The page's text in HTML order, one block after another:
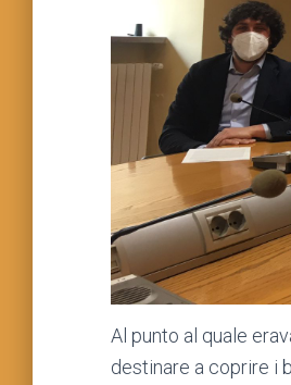
Al punto al quale
destinare a coprire i